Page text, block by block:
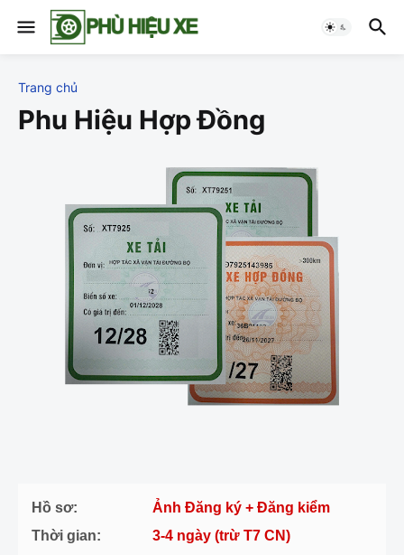
Trang chủ
Phu Hiệu Hợp Đồng
Hồ sơ:
Ảnh Đăng ký + Đăng kiểm
Thời gian:
3-4 ngày (trừ T7 CN)